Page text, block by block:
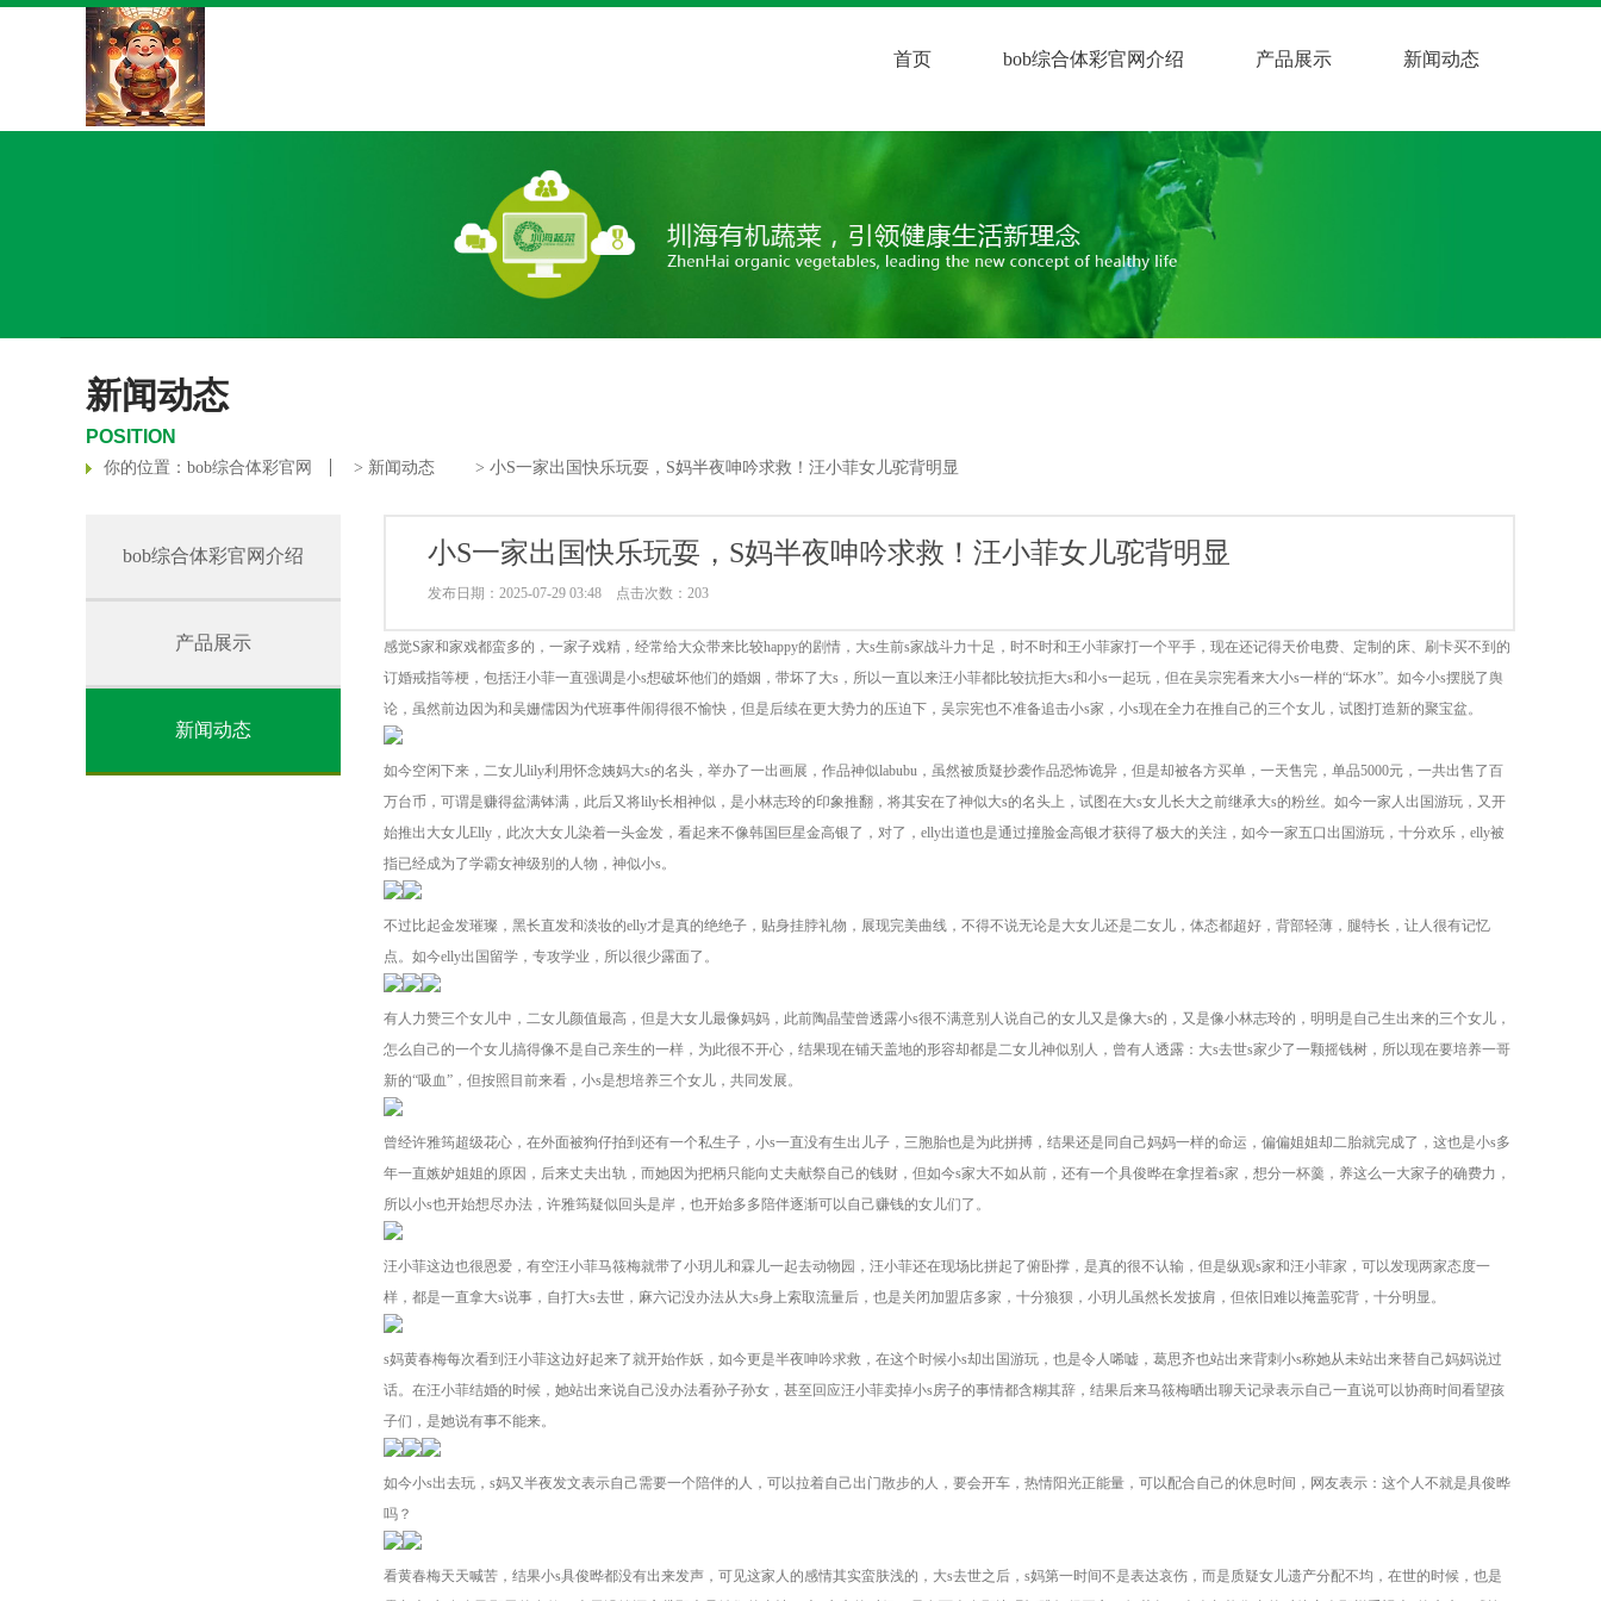
首页 bob综合体彩官网介绍 产品展示 新闻动态
新闻动态
POSITION
你的位置： bob综合体彩官网 > 新闻动态 > 小S一家出国快乐玩耍，S妈半夜呻吟求救！汪小菲女儿驼背明显
bob综合体彩官网介绍
产品展示
新闻动态
小S一家出国快乐玩耍，S妈半夜呻吟求救！汪小菲女儿驼背明显
发布日期：2025-07-29 03:48 点击次数：203
感觉S家和家戏都蛮多的，一家子戏精，经常给大众带来比较happy的剧情，大s生前s家战斗力十足，时不时和王小菲家打一个平手，现在还记得天价电费、定制的床、刷卡买不到的
订婚戒指等梗，包括汪小菲一直强调是小s想破坏他们的婚姻，带坏了大s，所以一直以来汪小菲都比较抗拒大s和小s一起玩，但在吴宗宪看来大小s一样的“坏水”。如今小s摆脱了舆
论，虽然前边因为和吴姗儒因为代班事件闹得很不愉快，但是后续在更大势力的压迫下，吴宗宪也不准备追击小s家，小s现在全力在推自己的三个女儿，试图打造新的聚宝盆。
如今空闲下来，二女儿lily利用怀念姨妈大s的名头，举办了一出画展，作品神似labubu，虽然被质疑抄袭作品恐怖诡异，但是却被各方买单，一天售完，单品5000元，一共出售了百
万台币，可谓是赚得盆满钵满，此后又将lily长相神似，是小林志玲的印象推翻，将其安在了神似大s的名头上，试图在大s女儿长大之前继承大s的粉丝。如今一家人出国游玩，又开
始推出大女儿Elly，此次大女儿染着一头金发，看起来不像韩国巨星金高银了，对了，elly出道也是通过撞脸金高银才获得了极大的关注，如今一家五口出国游玩，十分欢乐，elly被
指已经成为了学霸女神级别的人物，神似小s。
不过比起金发璀璨，黑长直发和淡妆的elly才是真的绝绝子，贴身挂脖礼物，展现完美曲线，不得不说无论是大女儿还是二女儿，体态都超好，背部轻薄，腿特长，让人很有记忆
点。如今elly出国留学，专攻学业，所以很少露面了。
有人力赞三个女儿中，二女儿颜值最高，但是大女儿最像妈妈，此前陶晶莹曾透露小s很不满意别人说自己的女儿又是像大s的，又是像小林志玲的，明明是自己生出来的三个女儿，
怎么自己的一个女儿搞得像不是自己亲生的一样，为此很不开心，结果现在铺天盖地的形容却都是二女儿神似别人，曾有人透露：大s去世s家少了一颗摇钱树，所以现在要培养一哥
新的“吸血”，但按照目前来看，小s是想培养三个女儿，共同发展。
曾经许雅筠超级花心，在外面被狗仔拍到还有一个私生子，小s一直没有生出儿子，三胞胎也是为此拼搏，结果还是同自己妈妈一样的命运，偏偏姐姐却二胎就完成了，这也是小s多
年一直嫉妒姐姐的原因，后来丈夫出轨，而她因为把柄只能向丈夫献祭自己的钱财，但如今s家大不如从前，还有一个具俊晔在拿捏着s家，想分一杯羹，养这么一大家子的确费力，
所以小s也开始想尽办法，许雅筠疑似回头是岸，也开始多多陪伴逐渐可以自己赚钱的女儿们了。
汪小菲这边也很恩爱，有空汪小菲马筱梅就带了小玥儿和霖儿一起去动物园，汪小菲还在现场比拼起了俯卧撑，是真的很不认输，但是纵观s家和汪小菲家，可以发现两家态度一
样，都是一直拿大s说事，自打大s去世，麻六记没办法从大s身上索取流量后，也是关闭加盟店多家，十分狼狈，小玥儿虽然长发披肩，但依旧难以掩盖驼背，十分明显。
s妈黄春梅每次看到汪小菲这边好起来了就开始作妖，如今更是半夜呻吟求救，在这个时候小s却出国游玩，也是令人唏嘘，葛思齐也站出来背刺小s称她从未站出来替自己妈妈说过
话。在汪小菲结婚的时候，她站出来说自己没办法看孙子孙女，甚至回应汪小菲卖掉小s房子的事情都含糊其辞，结果后来马筱梅晒出聊天记录表示自己一直说可以协商时间看望孩
子们，是她说有事不能来。
如今小s出去玩，s妈又半夜发文表示自己需要一个陪伴的人，可以拉着自己出门散步的人，要会开车，热情阳光正能量，可以配合自己的休息时间，网友表示：这个人不就是具俊晔
吗？
看黄春梅天天喊苦，结果小s具俊晔都没有出来发声，可见这家人的感情其实蛮肤浅的，大s去世之后，s妈第一时间不是表达哀伤，而是质疑女儿遗产分配不均，在世的时候，也是